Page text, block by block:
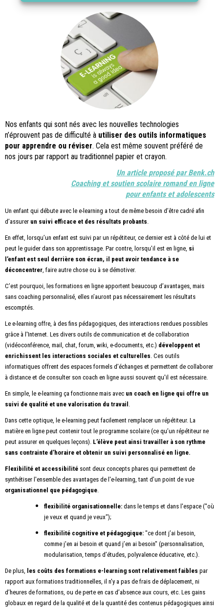
Nos enfants qui sont nés avec les nouvelles technologies
n’éprouvent pas de difficulté à utiliser des outils informatiques
pour apprendre ou réviser. Cela est même souvent préféré de
nos jours par rapport au traditionnel papier et crayon.
Un article proposé par Benk.ch
Coaching et soutien scolaire romand en ligne
pour enfants et adolescents
Un enfant qui débute avec le e-learning a tout de même besoin d’être cadré afin
d’assurer un suivi efficace et des résultats probants
En effet, lorsqu’un enfant est suivi par un répétiteur, ce dernier est à côté de lui et
peut le guider dans son apprentissage. Par contre, lorsqu’il est en ligne, si
l’enfant est seul derrière son écran, il peut avoir tendance à se
déconcentrer , faire autre chose ou à se démotiver.
C’est pourquoi, les formations en ligne apportent beaucoup d’avantages, mais
sans coaching personnalisé, elles n’auront pas nécessairement les résultats
escomptés.
Le e-learning offre, à des fins pédagogiques, des interactions rendues possibles
grâce à l'Internet. Les divers outils de communication et de collaboration
(vidéoconférence, mail, chat, forum, wiki, e-documents, etc.) développent et
enrichissent les interactions sociales et culturelles . Ces outils
informatiques offrent des espaces formels d’échanges et permettent de collaborer
à distance et de consulter son coach en ligne aussi souvent qu'il est nécessaire.
En simple, le e-learning ça fonctionne mais avec un coach en ligne qui offre un
suivi de qualité et une valorisation du travail
Dans cette optique, le e-learning peut facilement remplacer un répétiteur. La
matière en ligne peut contenir tout le programme scolaire (ce qu’un répétiteur ne
peut assurer en quelques leçons). L’élève peut ainsi travailler à son rythme
sans contrainte d’horaire et obtenir un suivi personnalisé en ligne.
Flexibilité et accessibilité sont deux concepts phares qui permettent de
synthétiser l'ensemble des avantages de l'e-learning, tant d’un point de vue
organisationnel que pédagogique
flexibilité organisationnelle: dans le temps et dans l'espace ("où
je veux et quand je veux");
flexibilité cognitive et pédagogique: "ce dont j’ai besoin,
comme j'en ai besoin et quand j’en ai besoin" (personnalisation,
modularisation, temps d’études, polyvalence éducative, etc.).
De plus, les coûts des formations e-learning sont relativement faibles par
rapport aux formations traditionnelles, il n'y a pas de frais de déplacement, ni
d’heures de formations, ou de perte en cas d’absence aux cours, etc. Les gains
globaux en regard de la qualité et de la quantité des contenus pédagogiques ainsi